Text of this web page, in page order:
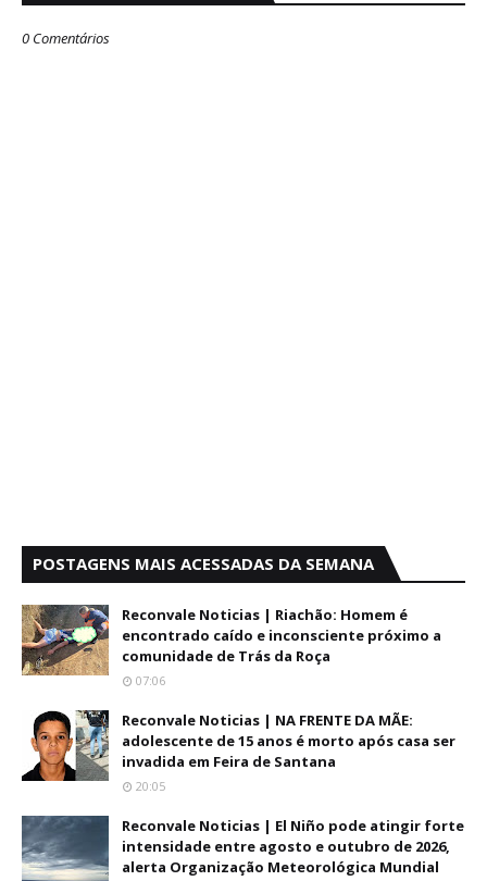
0 Comentários
POSTAGENS MAIS ACESSADAS DA SEMANA
Reconvale Noticias | Riachão: Homem é
encontrado caído e inconsciente próximo a
comunidade de Trás da Roça
07:06
Reconvale Noticias | NA FRENTE DA MÃE:
adolescente de 15 anos é morto após casa ser
invadida em Feira de Santana
20:05
Reconvale Noticias | El Niño pode atingir forte
intensidade entre agosto e outubro de 2026,
alerta Organização Meteorológica Mundial